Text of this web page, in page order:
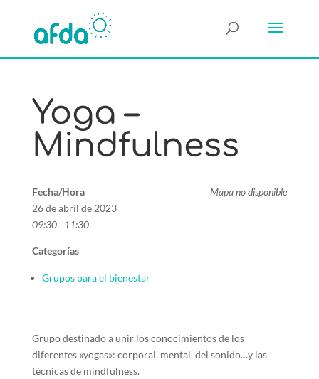
Yoga –
Mindfulness
Mapa no disponible
Fecha/Hora
26 de abril de 2023
09:30 - 11:30
Categorías
Grupos para el bienestar
Grupo destinado a unir los conocimientos de los
diferentes «yogas»: corporal, mental, del sonido…y las
técnicas de mindfulness.